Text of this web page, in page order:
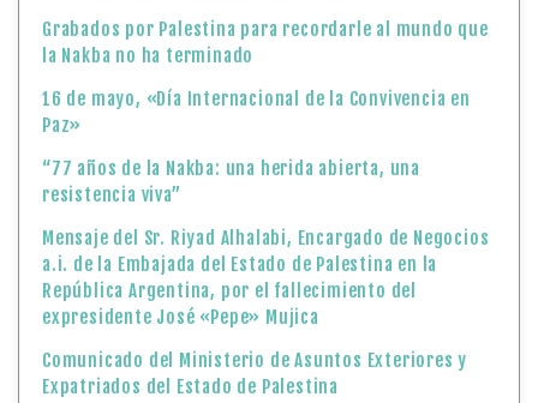
Grabados por Palestina para recordarle al mundo que
la Nakba no ha terminado
16 de mayo, «Día Internacional de la Convivencia en
Paz»
“77 años de la Nakba: una herida abierta, una
resistencia viva”
Mensaje del Sr. Riyad Alhalabi, Encargado de Negocios
a.i. de la Embajada del Estado de Palestina en la
República Argentina, por el fallecimiento del
expresidente José «Pepe» Mujica
Comunicado del Ministerio de Asuntos Exteriores y
Expatriados del Estado de Palestina